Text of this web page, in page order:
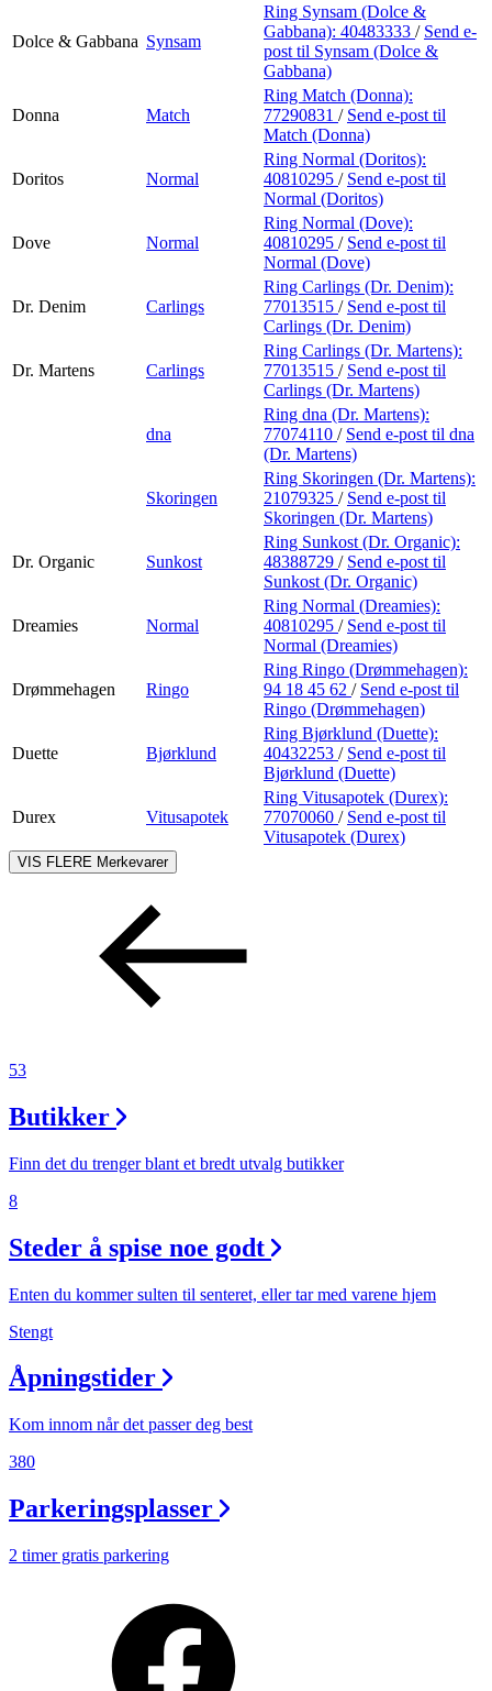
Dolce & Gabbana Synsam
Ring Synsam (Dolce &
Gabbana): 40483333 / Send e-
post til Synsam (Dolce &
Gabbana)
Donna Match
Ring Match (Donna):
77290831 / Send e-post til
Match (Donna)
Doritos Normal
Ring Normal (Doritos):
40810295 / Send e-post til
Normal (Doritos)
Dove Normal
Ring Normal (Dove):
40810295 / Send e-post til
Normal (Dove)
Dr. Denim Carlings
Ring Carlings (Dr. Denim):
77013515 / Send e-post til
Carlings (Dr. Denim)
Dr. Martens Carlings
Ring Carlings (Dr. Martens):
77013515 / Send e-post til
Carlings (Dr. Martens)
dna
Ring dna (Dr. Martens):
77074110 / Send e-post til dna
(Dr. Martens)
Skoringen
Ring Skoringen (Dr. Martens):
21079325 / Send e-post til
Skoringen (Dr. Martens)
Dr. Organic Sunkost
Ring Sunkost (Dr. Organic):
48388729 / Send e-post til
Sunkost (Dr. Organic)
Dreamies Normal
Ring Normal (Dreamies):
40810295 / Send e-post til
Normal (Dreamies)
Drømmehagen Ringo
Ring Ringo (Drømmehagen):
94 18 45 62 / Send e-post til
Ringo (Drømmehagen)
Duette Bjørklund
Ring Bjørklund (Duette):
40432253 / Send e-post til
Bjørklund (Duette)
Durex Vitusapotek
Ring Vitusapotek (Durex):
77070060 / Send e-post til
Vitusapotek (Durex)
VIS FLERE Merkevarer
53
Butikker
Finn det du trenger blant et bredt utvalg butikker
8
Steder å spise noe godt
Enten du kommer sulten til senteret, eller tar med varene hjem
Stengt
Åpningstider
Kom innom når det passer deg best
380
Parkeringsplasser
2 timer gratis parkering